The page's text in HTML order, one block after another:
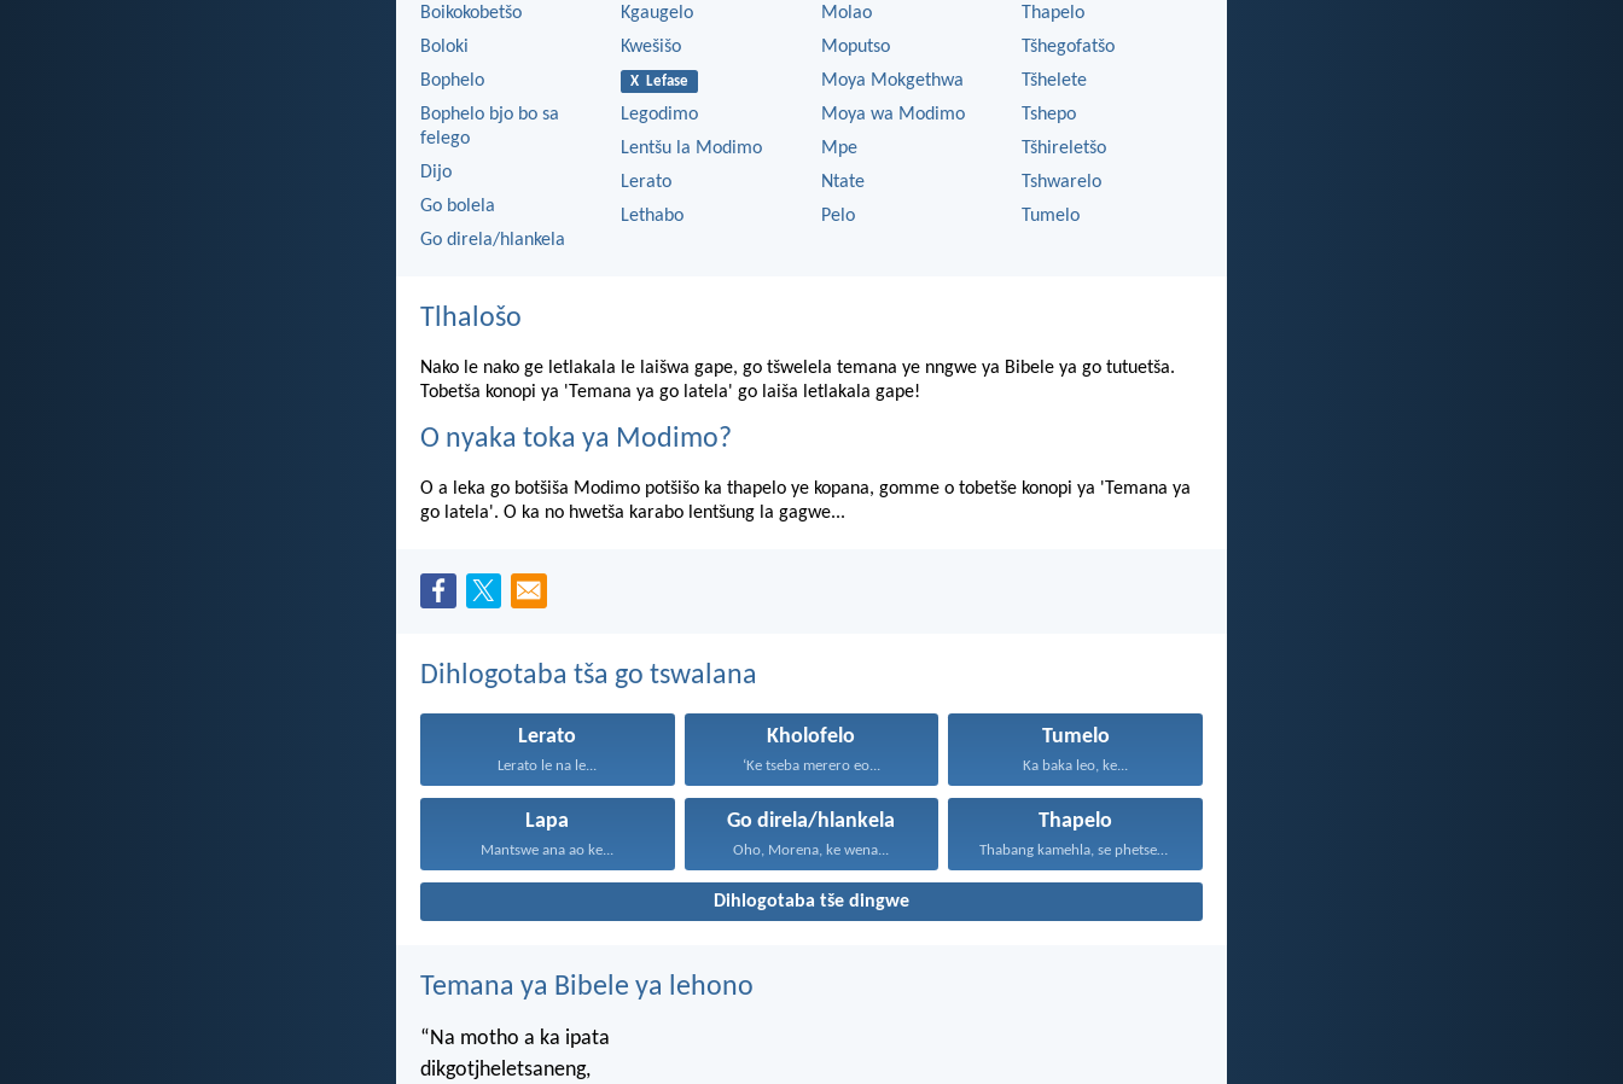
Boikokobetšo
Boloki
Bophelo
Bophelo bjo bo sa
felego
Dijo
Go bolela
Go direla/hlankela
Kgaugelo
Kwešišo
X Lefase
Legodimo
Lentšu la Modimo
Lerato
Lethabo
Molao
Moputso
Moya Mokgethwa
Moya wa Modimo
Mpe
Ntate
Pelo
Thapelo
Tšhegofatšo
Tšhelete
Tshepo
Tšhireletšo
Tshwarelo
Tumelo
Tlhalošo
Nako le nako ge letlakala le laišwa gape, go tšwelela temana ye nngwe ya Bibele ya go tutuetša.
Tobetša konopi ya 'Temana ya go latela' go laiša letlakala gape!
O nyaka toka ya Modimo?
O a leka go botšiša Modimo potšišo ka thapelo ye kopana, gomme o tobetše konopi ya 'Temana ya
go latela'. O ka no hwetša karabo lentšung la gagwe...
Dihlogotaba tša go tswalana
Lerato
Lerato le na le...
Kholofelo
‘Ke tseba merero eo...
Tumelo
Ka baka leo, ke...
Lapa
Mantswe ana ao ke...
Go direla/hlankela
Oho, Morena, ke wena...
Thapelo
Thabang kamehla, se phetseng...
Dihlogotaba tše dingwe
Temana ya Bibele ya lehono
“Na motho a ka ipata
dikgotjheletsaneng,